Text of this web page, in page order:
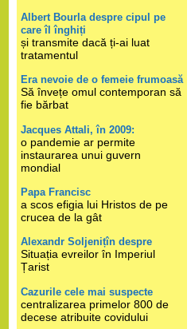
Albert Bourla despre cipul pe
care îl înghiți
și transmite dacă ți-ai luat
tratamentul
Era nevoie de o femeie frumoasă
Să învețe omul contemporan să
fie bărbat
Jacques Attali, în 2009:
o pandemie ar permite
instaurarea unui guvern
mondial
Papa Francisc
a scos efigia lui Hristos de pe
crucea de la gât
Alexandr Soljenițîn despre
Situația evreilor în Imperiul
Țarist
Cazurile cele mai suspecte
centralizarea primelor 800 de
decese atribuite covidului